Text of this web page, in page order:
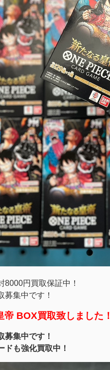
8000円買取保証中！
募集中です！
帝 BOX買取致しました！
募集中です！
ドも強化買取中！